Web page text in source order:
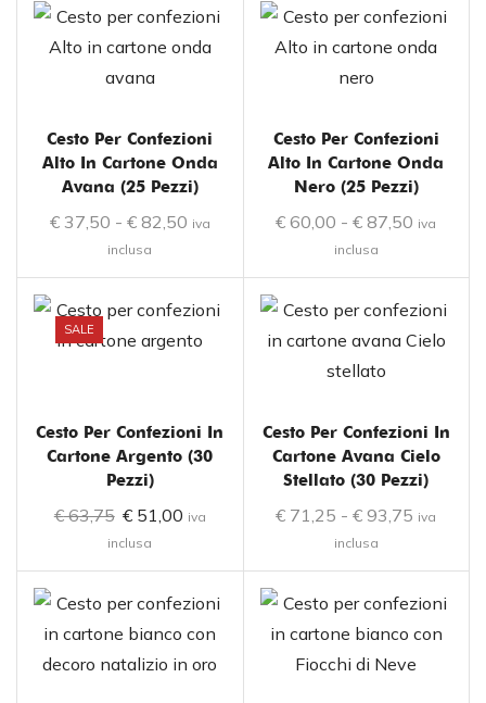
Cesto Per Confezioni
Alto In Cartone Onda
Avana (25 Pezzi)
€37,50 - €82,50 iva
inclusa
Cesto Per Confezioni
Alto In Cartone Onda
Nero (25 Pezzi)
€ 60,00 - € 87,50 iva
inclusa
SALE
Cesto Per Confezioni In
Cartone Argento (30
Pezzi)
€63,75 €51,00 iva
inclusa
Cesto Per Confezioni In
Cartone Avana Cielo
Stellato (30 Pezzi)
€ 71,25 - € 93,75 iva
inclusa